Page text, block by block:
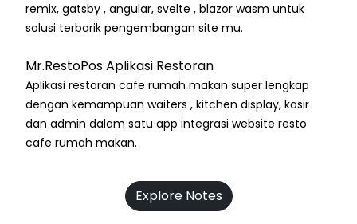
remix, gatsby , angular, svelte , blazor wasm untuk
solusi terbarik pengembangan site mu.
Mr.RestoPos Aplikasi Restoran
Aplikasi restoran cafe rumah makan super lengkap
dengan kemampuan waiters , kitchen display, kasir
dan admin dalam satu app integrasi website resto
cafe rumah makan.
Explore Notes